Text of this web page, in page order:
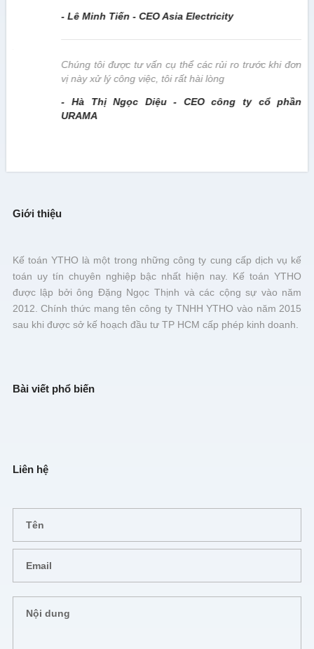
- Lê Minh Tiến - CEO Asia Electricity
Chúng tôi được tư vấn cụ thể các rủi ro trước khi đơn
vị này xử lý công việc, tôi rất hài lòng
- Hà Thị Ngọc Diệu - CEO công ty cổ phần
URAMA
Giới thiệu
Kế toán YTHO là một trong những công ty cung cấp dịch vụ kế
toán uy tín chuyên nghiệp bậc nhất hiện nay. Kế toán YTHO
được lập bởi ông Đặng Ngọc Thịnh và các cộng sự vào năm
2012. Chính thức mang tên công ty TNHH YTHO vào năm 2015
sau khi được sở kế hoạch đầu tư TP HCM cấp phép kinh doanh.
Bài viết phổ biến
Liên hệ